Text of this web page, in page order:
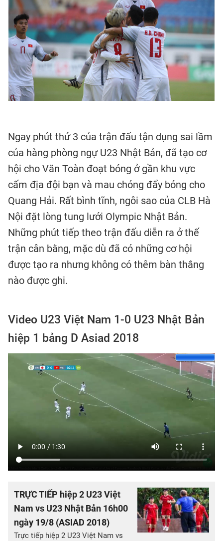
Ngay phút thứ 3 của trận đấu tận dụng sai lầm
của hàng phòng ngự U23 Nhật Bản, đã tạo cơ
hội cho Văn Toàn đoạt bóng ở gần khu vực
cấm địa đội bạn và mau chóng đẩy bóng cho
Quang Hải. Rất bình tĩnh, ngôi sao của CLB Hà
Nội đặt lòng tung lưới Olympic Nhật Bản.
Những phút tiếp theo trận đấu diễn ra ở thế
trận cân bằng, mặc dù đã có những cơ hội
được tạo ra nhưng không có thêm bàn thắng
nào được ghi.
Video U23 Việt Nam 1-0 U23 Nhật Bản
hiệp 1 bảng D Asiad 2018
TRỰC TIẾP hiệp 2 U23 Việt
Nam vs U23 Nhật Bản 16h00
ngày 19/8 (ASIAD 2018)
Trực tiếp hiệp 2 U23 Việt Nam vs